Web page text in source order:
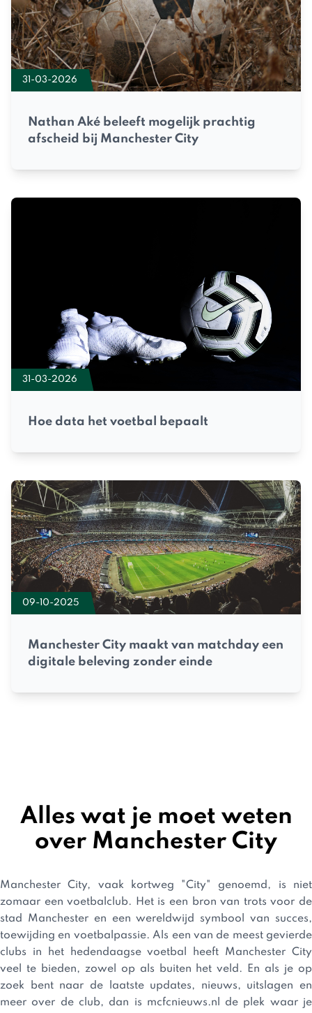
31-03-2026
Nathan Aké beleeft mogelijk prachtig
afscheid bij Manchester City
31-03-2026
Hoe data het voetbal bepaalt
09-10-2025
Manchester City maakt van matchday een
digitale beleving zonder einde
Alles wat je moet weten
over Manchester City
Manchester City, vaak kortweg "City" genoemd, is niet
zomaar een voetbalclub. Het is een bron van trots voor de
stad Manchester en een wereldwijd symbool van succes,
toewijding en voetbalpassie. Als een van de meest gevierde
clubs in het hedendaagse voetbal heeft Manchester City
veel te bieden, zowel op als buiten het veld. En als je op
zoek bent naar de laatste updates, nieuws, uitslagen en
meer over de club, dan is mcfcnieuws.nl de plek waar je